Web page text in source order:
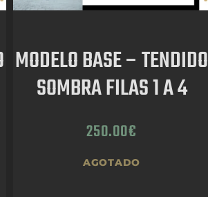
MODELO BASE – TENDIDO
SOMBRA FILAS 1 A 4
250.00€
AGOTADO